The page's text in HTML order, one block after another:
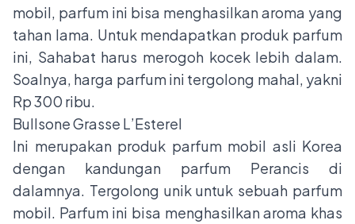
mobil, parfum ini bisa menghasilkan aroma yang
tahan lama. Untuk mendapatkan produk parfum
ini, Sahabat harus merogoh kocek lebih dalam.
Soalnya, harga parfum ini tergolong mahal, yakni
Rp 300 ribu.
Bullsone Grasse L’Esterel
Ini merupakan produk parfum mobil asli Korea
dengan kandungan parfum Perancis di
dalamnya. Tergolong unik untuk sebuah parfum
mobil. Parfum ini bisa menghasilkan aroma khas